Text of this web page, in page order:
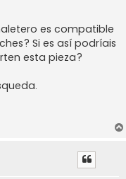
es compatible
Si es así podríais
esta pieza?